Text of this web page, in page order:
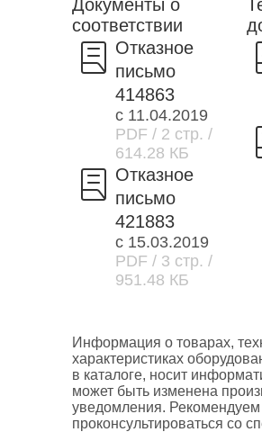
Документы о
соответствии
Отказное
письмо
414863
с 11.04.2019
PDF / 2 стр. /
614.28 КБ
Отказное
письмо
421883
с 15.03.2019
PDF / 3 стр. /
951.48 КБ
Информация о товарах,
характеристиках
в каталоге, носит
может быть изменена
уведомления. Рекомендуем
проконсультироваться со